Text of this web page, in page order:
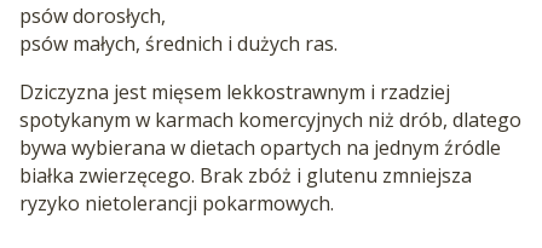
psów dorosłych,
psów małych, średnich i dużych ras.
Dziczyzna jest mięsem lekkostrawnym i rzadziej
spotykanym w karmach komercyjnych niż drób, dlatego
bywa wybierana w dietach opartych na jednym źródle
białka zwierzęcego. Brak zbóż i glutenu zmniejsza
ryzyko nietolerancji pokarmowych.